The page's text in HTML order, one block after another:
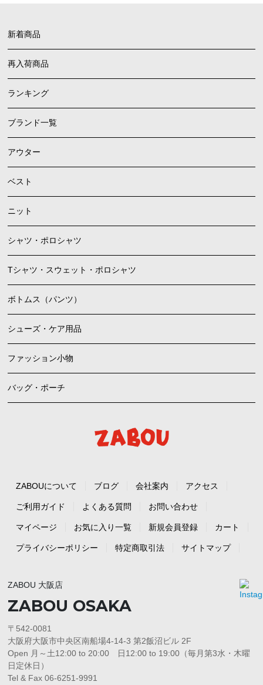
新着商品
再入荷商品
ランキング
ブランド一覧
アウター
ベスト
ニット
シャツ・ポロシャツ
Tシャツ・スウェット・ポロシャツ
ボトムス（パンツ）
シューズ・ケア用品
ファッション小物
バッグ・ポーチ
ZABOUについて ブログ 会社案内 アクセス
ご利用ガイド よくある質問 お問い合わせ
マイページ お気に入り一覧 新規会員登録 カート
プライバシーポリシー 特定商取引法 サイトマップ
ZABOU 大阪店
ZABOU OSAKA
〒542-0081
大阪府大阪市中央区南船場4-14-3 第2飯沼ビル 2F
Open 月～土12:00 to 20:00 日12:00 to 19:00（毎月第3水・木曜
日定休日）
Tel & Fax 06-6251-9991